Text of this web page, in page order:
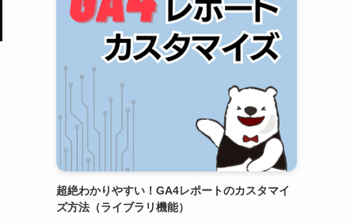
超絶わかりやすい！GA4レポートのカスタマイ
ズ方法（ライブラリ機能）